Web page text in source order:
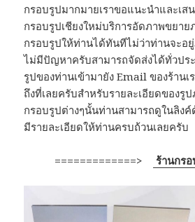
กรอบรูปมากมายเราขอแนะนำและเส
กรอบรูปเชียงใหม่บริการอัดภาพขยาย
กรอบรูปให้ท่านได้ทันทีไม่ว่าท่านจะอ
ไม่มีปัญหาครับสามารถจัดส่งได้ทั่วปร
รูปของท่านเข้ามายัง Email ของร้านเ
ถึงที่เลยครับสำหรับรายละเอียดของรู
กรอบรูปต่างๆนั้นท่านสามารถดูในลิงค์
มีรายละเอียดให้ท่านครบถ้วนเลยครับ
=============> ร้านกร